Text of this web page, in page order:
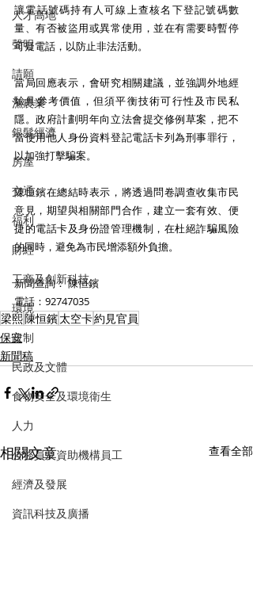
人才高地
聲明
請願
漁農業
銀髮經濟
房屋
交通
福利
財經
工商及創新科技
環境
政制
民政及文體
食物安全及環境衛生
人力
公務員及資助機構員工
經濟及發展
資訊科技及廣播
讓電話號碼持有人可線上查核名下登記號碼數
量、有否被盜用或異常使用，並在有需要時暫停
可疑電話，以防止非法活動。
當局回應表示，會研究相關建議，並強調外地經
驗具參考價值，但須平衡技術可行性及市民私
隱。政府計劃明年向立法會提交修例草案，把不
當使用他人身份資料登記電話卡列為刑事罪行，
以加強打擊騙案。
陳恒鑌在總結時表示，將透過問卷調查收集市民
意見，期望與相關部門合作，建立一套有效、便
捷的電話卡及身份證管理機制，在杜絕詐騙風險
的同時，避免為市民增添額外負擔。
新聞查詢： 陳恒鑌
電話：92747035
梁熙陳恒鑌太空卡約見官員
保安
新聞稿
相關文章 查看全部